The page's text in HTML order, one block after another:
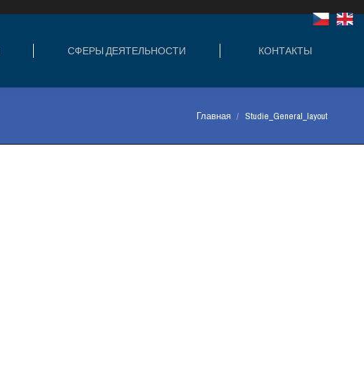
СФЕРЫ ДЕЯТЕЛЬНОСТИ КОНТАКТЫ
Вы здесь:
Главная Studie_General_layout